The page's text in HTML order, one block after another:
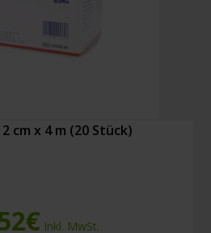
cm x 4 m (20 Stück)
€ Inkl. MwSt.